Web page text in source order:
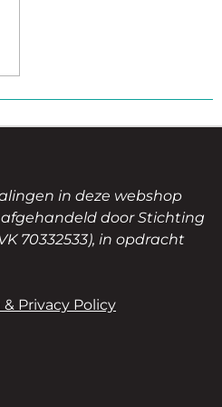
OP DE HOOGTE
in deze webshop
door Stichting
70332533), in opdracht
Privacy Policy